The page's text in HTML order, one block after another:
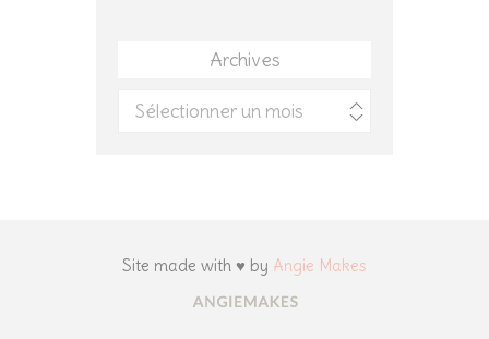
Archives
Archives
Site made with ♥ by Angie Makes